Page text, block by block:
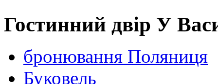
Гостинний двір У
бронювання Поляниця
Буковель